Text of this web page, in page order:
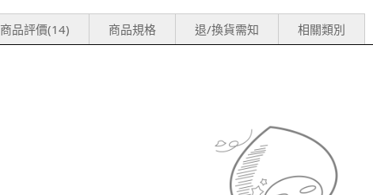
商品評價(14) 商品規格 退/換貨需知 相關類別